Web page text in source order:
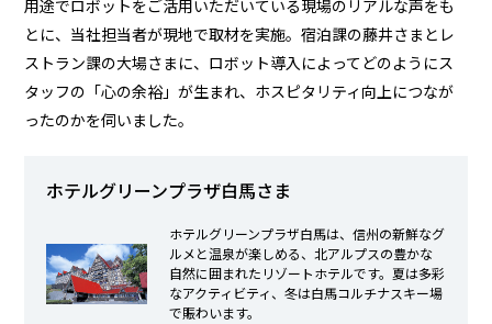
用途でロボットをご活用いただいている現場のリアルな声をも
とに、当社担当者が現地で取材を実施。宿泊課の藤井さまとレ
ストラン課の大場さまに、ロボット導入によってどのようにス
タッフの「心の余裕」が生まれ、ホスピタリティ向上につなが
ったのかを伺いました。
ホテルグリーンプラザ白馬さま
ホテルグリーンプラザ白馬は、信州の新鮮なグ
ルメと温泉が楽しめる、北アルプスの豊かな
自然に囲まれたリゾートホテルです。夏は多彩
なアクティビティ、冬は白馬コルチナスキー場
で賑わいます。